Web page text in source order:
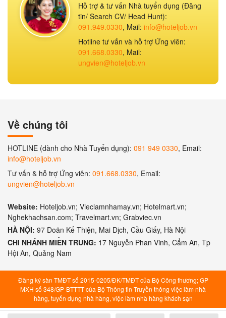
Hỗ trợ & tư vấn Nhà tuyển dụng (Đăng
tin/ Search CV/ Head Hunt):
091.949.0330, Mail: info@hoteljob.vn
Hotline tư vấn và hỗ trợ Ứng viên:
091.668.0330, Mail:
ungvien@hoteljob.vn
Về chúng tôi
HOTLINE (dành cho Nhà Tuyển dụng): 091 949 0330, Email:
info@hoteljob.vn
Tư vấn & hỗ trợ Ứng viên: 091.668.0330, Email:
ungvien@hoteljob.vn
Website: Hoteljob.vn; Vieclamnhamay.vn; Hotelmart.vn;
Nghekhachsan.com; Travelmart.vn; Grabviec.vn
HÀ NỘI: 97 Doãn Kế Thiện, Mai Dịch, Cầu Giấy, Hà Nội
CHI NHÁNH MIỀN TRUNG: 17 Nguyễn Phan Vinh, Cẩm An, Tp
Hội An, Quảng Nam
Đăng ký sàn TMĐT số 2015-0205/ĐK/TMĐT của Bộ Công thương; GP
MXH số 348/GP-BTTTT của Bộ Thông tin Truyền thông việc làm nhà
hàng, tuyển dụng nhà hàng, việc làm nhà hàng khách sạn